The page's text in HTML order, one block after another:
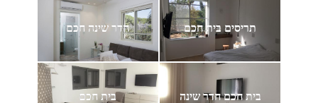
תריסים בית חכם חדר שינה חכם
בית חכם חדר שינה בית חכם